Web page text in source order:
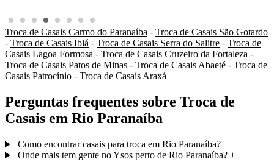
Troca de Casais Carmo do Paranaíba - Troca de Casais São Gotardo
- Troca de Casais Ibiá - Troca de Casais Serra do Salitre - Troca de
Casais Lagoa Formosa - Troca de Casais Cruzeiro da Fortaleza -
Troca de Casais Patos de Minas - Troca de Casais Abaeté - Troca de
Casais Patrocínio - Troca de Casais Araxá
Perguntas frequentes sobre Troca de
Casais em Rio Paranaíba
Como encontrar casais para troca em Rio Paranaíba? +
Onde mais tem gente no Ysos perto de Rio Paranaíba? +